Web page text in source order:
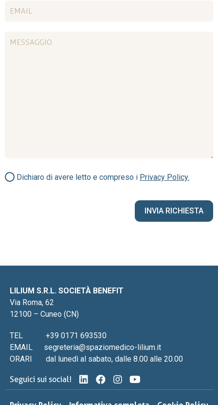
Dichiaro di avere letto e compreso i Privacy Policy.
LILIUM S.R.L. SOCIETÀ BENEFIT
Via Roma, 62
12100 – Cuneo (CN)
TEL
+39 0171 693530
EMAIL
segreteria@spaziomedico-lilium.it
ORARI
dal lunedì al sabato, dalle 8.00 alle 20.00
Seguici sui social!